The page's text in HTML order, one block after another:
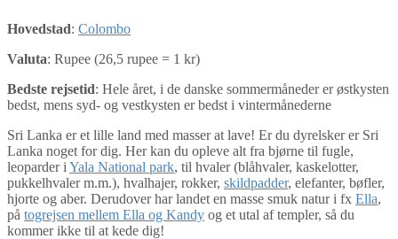
Hovedstad: Colombo
Valuta: Rupee (26,5 rupee = 1 kr)
Bedste rejsetid: Hele året, i de danske sommermåneder er østkysten
bedst, mens syd- og vestkysten er bedst i vintermånederne
Sri Lanka er et lille land med masser at lave! Er du dyrelsker er Sri
Lanka noget for dig. Her kan du opleve alt fra bjørne til fugle,
leoparder i Yala National park, til hvaler (blåhvaler, kaskelotter,
pukkelhvaler m.m.), hvalhajer, rokker, skildpadder, elefanter, bøfler,
hjorte og aber. Derudover har landet en masse smuk natur i fx Ella,
på togrejsen mellem Ella og Kandy og et utal af templer, så du
kommer ikke til at kede dig!